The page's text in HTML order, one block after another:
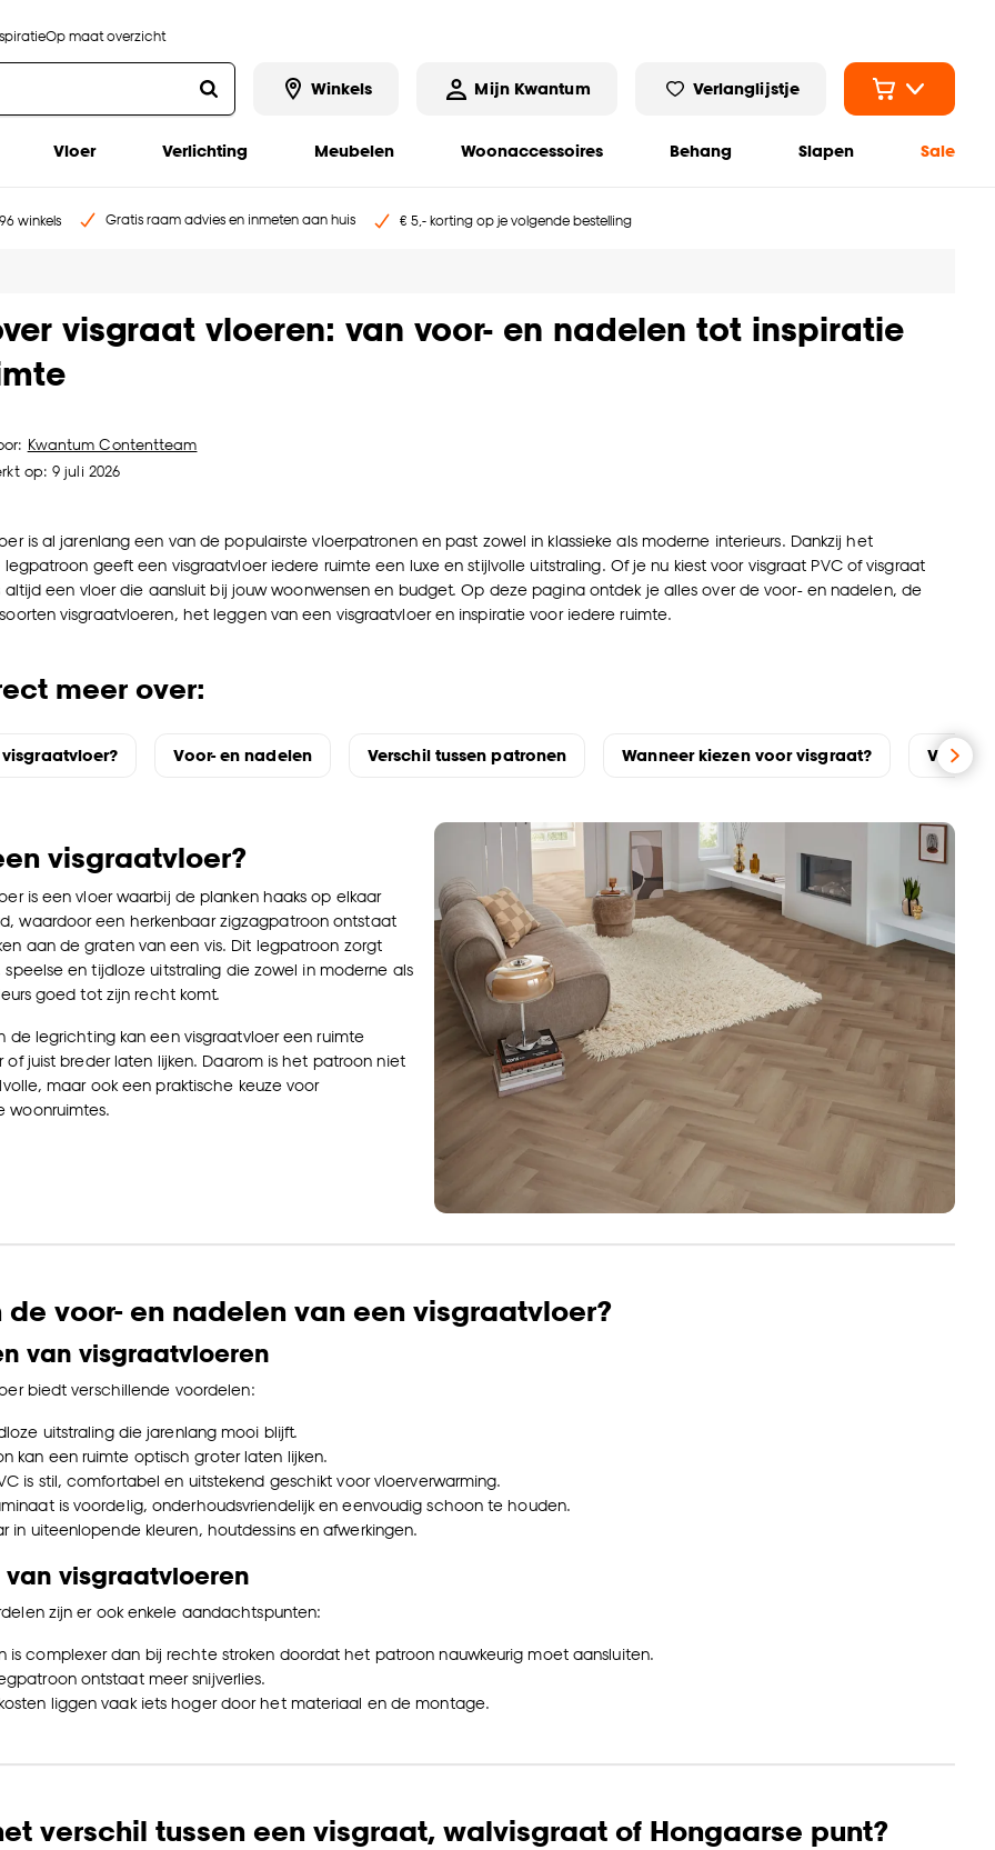
Op maat overzicht
Winkels Mijn Kwantum Verlanglijstje
Vloer Verlichting Meubelen Woonaccessoires Behang Slapen Sale
winkels Gratis raam advies en inmeten aan huis € 5,- korting op je volgende bestelling
visgraat vloeren: van voor- en nadelen tot inspiratie
Kwantum Contentteam
op: 9 juli 2026
is al jarenlang een van de populairste vloerpatronen en past zowel in klassieke als moderne interieurs. Dankzij het
legpatroon geeft een visgraatvloer iedere ruimte een luxe en stijlvolle uitstraling. Of je nu kiest voor visgraat PVC of visgraat
altijd een vloer die aansluit bij jouw woonwensen en budget. Op deze pagina ontdek je alles over de voor- en nadelen, de
visgraatvloeren, het leggen van een visgraatvloer en inspiratie voor iedere ruimte.
meer over:
visgraatvloer? Voor- en nadelen Verschil tussen patronen Wanneer kiezen voor visgraat?
visgraatvloer?
is een vloer waarbij de planken haaks op elkaar
waardoor een herkenbaar zigzagpatroon ontstaat
aan de graten van een vis. Dit legpatroon zorgt
speelse en tijdloze uitstraling die zowel in moderne als
goed tot zijn recht komt.
de legrichting kan een visgraatvloer een ruimte
of juist breder laten lijken. Daarom is het patroon niet
maar ook een praktische keuze voor
woonruimtes.
de voor- en nadelen van een visgraatvloer?
van visgraatvloeren
biedt verschillende voordelen:
uitstraling die jarenlang mooi blijft.
kan een ruimte optisch groter laten lijken.
is stil, comfortabel en uitstekend geschikt voor vloerverwarming.
is voordelig, onderhoudsvriendelijk en eenvoudig schoon te houden.
in uiteenlopende kleuren, houtdessins en afwerkingen.
van visgraatvloeren
zijn er ook enkele aandachtspunten:
is complexer dan bij rechte stroken doordat het patroon nauwkeurig moet aansluiten.
ontstaat meer snijverlies.
liggen vaak iets hoger door het materiaal en de montage.
verschil tussen een visgraat, walvisgraat of Hongaarse punt?